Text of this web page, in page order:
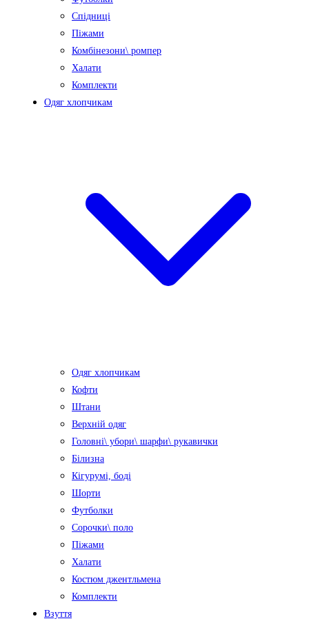
Спідниці
Піжами
Комбінезони\ ромпер
Халати
Комплекти
Одяг хлопчикам
Одяг хлопчикам
Кофти
Штани
Верхній одяг
Головні\ убори\ шарфи\ рукавички
Білизна
Кігурумі, боді
Шорти
Футболки
Сорочки\ поло
Піжами
Халати
Костюм джентльмена
Комплекти
Взуття